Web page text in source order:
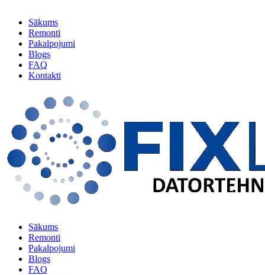
Sākums
Remonti
Pakalpojumi
Blogs
FAQ
Kontakti
Sākums
Remonti
Pakalpojumi
Blogs
FAQ